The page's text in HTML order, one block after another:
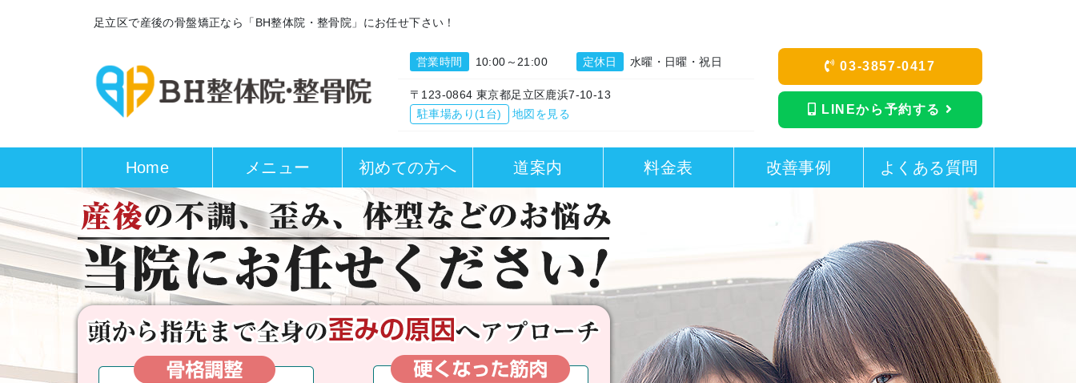
足立区で産後の骨盤矯正なら「BH整体院・整骨院」にお任せ下さい！
営業時間 10:00～21:00 定休日 水曜・日曜・祝日
〒123-0864 東京都足立区鹿浜7-10-13
駐車場あり(1台)
地図を見る
03-3857-0417
LINEから予約する
Home メニュー 初めての方へ 道案内 料金表 改善事例 よくある質問